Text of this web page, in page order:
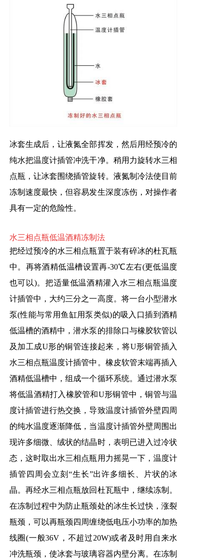
冰套生成后，让液氮全部挥发，然后用经预冷的
纯水把温度计插管冲洗干净。稍用力旋转水三相
点瓶，让冰套围绕插管旋转。液氮制冷法使目前
冻制速度最快，但容易发生深度冻伤，对操作者
具有一定的危险性。
水三相点瓶低温酒精冻制法
把经过预冷的水三相点瓶置于装有碎冰的杜瓦瓶
中。再将酒精低温槽设置再-30℃左右(更低温度
也可以)。把适量低温酒精灌入水三相点瓶温度
计插管中，大约三分之一高度。将一台小型潜水
泵(性能与常用鱼缸用泵类似)的吸入口插到酒精
低温槽的酒精中，潜水泵的排除口与橡胶软管以
及加工成U形的铜管连接起来，将U形铜管插入
水三相点瓶温度计插管中。橡皮软管末端再插入
酒精低温槽中，组成一个循环系统。通过潜水泵
将低温酒精打入橡胶管和U形铜管中，铜管与温
度计插管进行热交换，导致温度计插管外壁四周
的纯水温度逐渐降低，当温度计插管外壁周围出
现许多细微、绒状的结晶时，表明已进入过冷状
态，这时取出水三相点瓶用力摇晃一下，温度计
插管四周会立刻“生长”出许多细长、片状的冰
晶。再经水三相点瓶放回杜瓦瓶中，继续冻制。
在冻制过程中为防止瓶颈处的冰生长过快，涨裂
瓶颈，可以再瓶颈四周缠绕低电压小功率的加热
线圈(一般36V，不超过20W)或者及时用自来水
冲洗瓶颈，使冰套与玻璃容器内壁分离。在冻制